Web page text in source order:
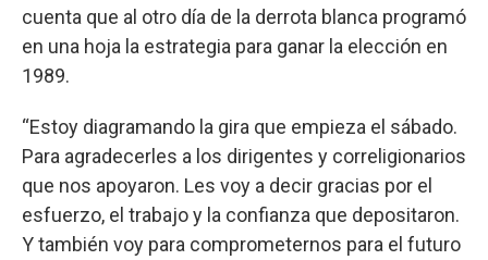
cuenta que al otro día de la derrota blanca programó
en una hoja la estrategia para ganar la elección en
1989.
“Estoy diagramando la gira que empieza el sábado.
Para agradecerles a los dirigentes y correligionarios
que nos apoyaron. Les voy a decir gracias por el
esfuerzo, el trabajo y la confianza que depositaron.
Y también voy para comprometernos para el futuro